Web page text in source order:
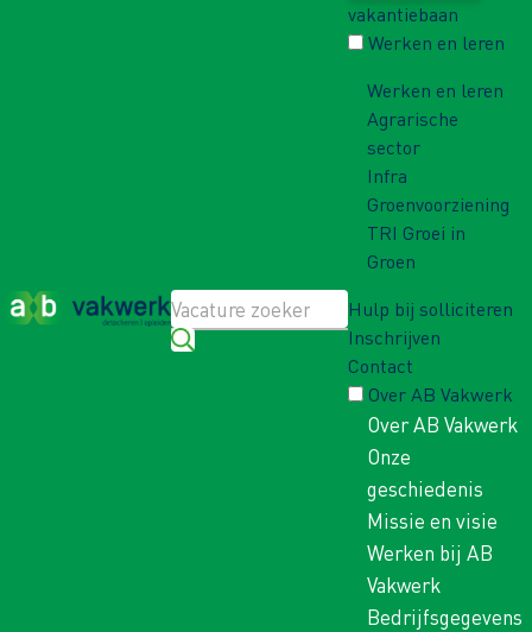
vakantiebaan
Werken en leren
Werken en leren
Agrarische
sector
Infra
Groenvoorziening
TRI Groei in
Groen
Hulp bij solliciteren
Inschrijven
Contact
Over AB Vakwerk
Over AB Vakwerk
Onze
geschiedenis
Missie en visie
Werken bij AB
Vakwerk
Bedrijfsgegevens